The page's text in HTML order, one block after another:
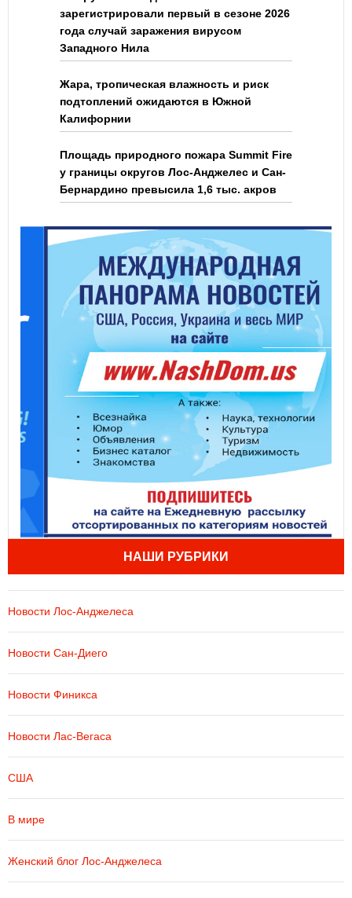
зарегистрировали первый в сезоне 2026
года случай заражения вирусом
Западного Нила
Жара, тропическая влажность и риск
подтоплений ожидаются в Южной
Калифорнии
Площадь природного пожара Summit Fire
у границы округов Лос-Анджелес и Сан-
Бернардино превысила 1,6 тыс. акров
НАШИ РУБРИКИ
Новости Лос-Анджелеса
Новости Сан-Диего
Новости Финикса
Новости Лас-Вегаса
США
В мире
Женский блог Лос-Анджелеса